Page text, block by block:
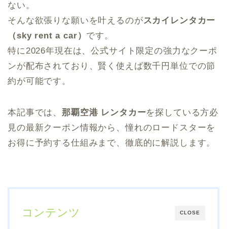
ない。
そんな欲張りな願いを叶えるのがスカイレンタカー
（sky rent a car） です。
特に2026年現在は、公式サイト限定の強力なクーポ
ンが配布されており、賢く使えば数千円単位での節
約が可能です。
本記事では、那覇空港 レンタカーを探している方必
見の最新クーポン情報から、憧れのロードスターを
お得に予約する仕組みまで、徹底的に解説します。
CLOSE
コンテンツ